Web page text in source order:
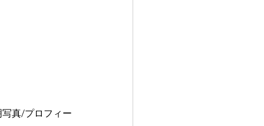
真/プロフィー